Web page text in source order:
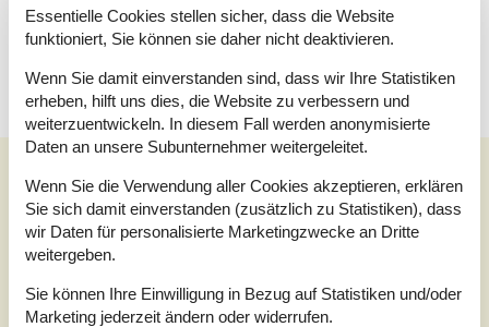
Schlafzimmer
Doppelbett - 160 x 200
Unsere Gästebewertungen
4,0
Essentielle Cookies stellen sicher, dass die Website
funktioniert, Sie können sie daher nicht deaktivieren.
Wenn Sie damit einverstanden sind, dass wir Ihre Statistiken
erheben, hilft uns dies, die Website zu verbessern und
weiterzuentwickeln. In diesem Fall werden anonymisierte
Daten an unsere Subunternehmer weitergeleitet.
Wenn Sie die Verwendung aller Cookies akzeptieren, erklären
Sie sich damit einverstanden (zusätzlich zu Statistiken), dass
wir Daten für personalisierte Marketingzwecke an Dritte
weitergeben.
Sie können Ihre Einwilligung in Bezug auf Statistiken und/oder
Marketing jederzeit ändern oder widerrufen.